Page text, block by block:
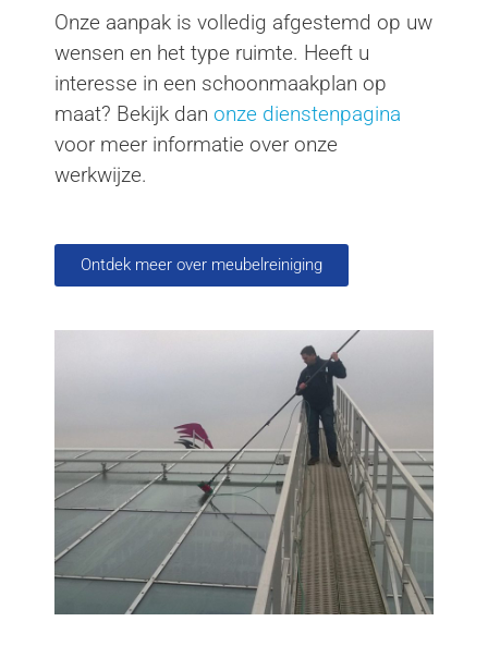
Onze aanpak is volledig afgestemd op uw
wensen en het type ruimte. Heeft u
interesse in een schoonmaakplan op
maat? Bekijk dan onze dienstenpagina
voor meer informatie over onze
werkwijze.
Ontdek meer over meubelreiniging